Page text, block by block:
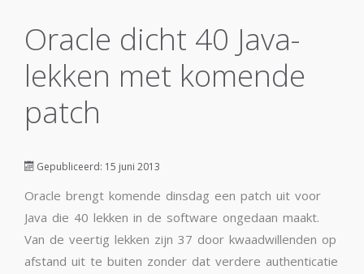
Oracle dicht 40 Java-
lekken met komende
patch
Gepubliceerd: 15 juni 2013
Oracle brengt komende dinsdag een patch uit voor
Java die 40 lekken in de software ongedaan maakt.
Van de veertig lekken zijn 37 door kwaadwillenden op
afstand uit te buiten zonder dat verdere authenticatie